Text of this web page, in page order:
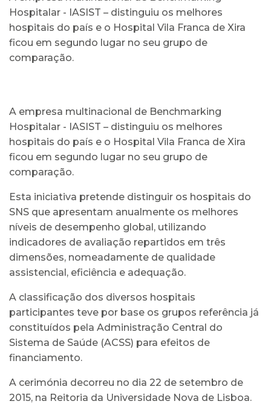
Hospitalar - IASIST – distinguiu os melhores
hospitais do país e o Hospital Vila Franca de Xira
ficou em segundo lugar no seu grupo de
comparação.
A empresa multinacional de Benchmarking
Hospitalar - IASIST – distinguiu os melhores
hospitais do país e o Hospital Vila Franca de Xira
ficou em segundo lugar no seu grupo de
comparação.
Esta iniciativa pretende distinguir os hospitais do
SNS que apresentam anualmente os melhores
níveis de desempenho global, utilizando
indicadores de avaliação repartidos em três
dimensões, nomeadamente de qualidade
assistencial, eficiência e adequação.
A classificação dos diversos hospitais
participantes teve por base os grupos referência já
constituídos pela Administração Central do
Sistema de Saúde (ACSS) para efeitos de
financiamento.
A cerimónia decorreu no dia 22 de setembro de
2015, na Reitoria da Universidade Nova de Lisboa.